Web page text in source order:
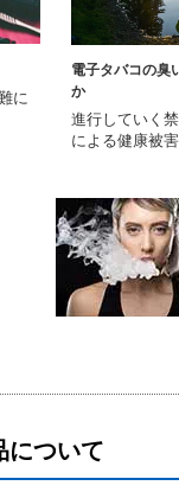
に
電子タバコの臭
か
進行していく
による健康被
について